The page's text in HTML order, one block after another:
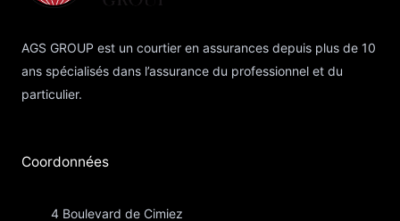
AGS GROUP est un courtier en assurances depuis plus de 10
ans spécialisés dans l’assurance du professionnel et du
particulier.
Coordonnées​
4 Boulevard de Cimiez